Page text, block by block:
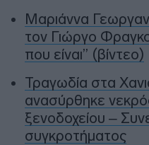
Μαριάννα
τον Γιώργο
που είναι” (βίντεο)
Τραγωδία στα
ανασύρθηκε
ξενοδοχείου –
συγκροτήματος